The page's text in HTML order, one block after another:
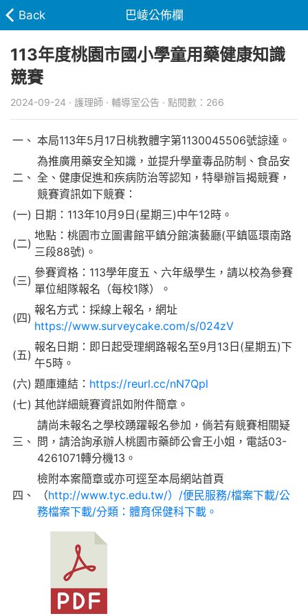
Back 巴崚公佈欄
113年度桃園市國小學童用藥健康知識
競賽
2024-09-24 · 護理師 · 輔導室公告 · 點閱數：266
一、 本局113年5月17日桃教體字第1130045506號諒達。
二、
為推廣用藥安全知識，並提升學童毒品防制、食品安
全、健康促進和疾病防治等認知，特舉辦旨揭競賽，
競賽資訊如下競賽：
(一) 日期：113年10月9日(星期三)中午12時。
(二)
地點：桃園市立圖書館平鎮分館演藝廳(平鎮區環南路
三段88號)。
(三)
參賽資格：113學年度五、六年級學生，請以校為參賽
單位組隊報名（每校1隊）。
(四)
報名方式：採線上報名，網址
https://www.surveycake.com/s/024zV
(五)
報名日期：即日起受理網路報名至9月13日(星期五)下
午5時。
(六) 題庫連結： https://reurl.cc/nN7Qpl
(七) 其他詳細競賽資訊如附件簡章。
三、
請尚未報名之學校踴躍報名參加，倘若有競賽相關疑
問，請洽詢承辦人桃園市藥師公會王小姐，電話03-
4261071轉分機13。
四、
檢附本案簡章或亦可逕至本局網站首頁
（http://www.tyc.edu.tw/）/便民服務/檔案下載/公
務檔案下載/分類：體育保健科下載。